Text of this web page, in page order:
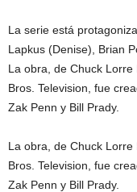
La serie está
Lapkus (Denise), Brian
La obra, de Chuck
Bros. Television, fue
Zak Penn y Bill Prady.
La obra, de Chuck
Bros. Television, fue
Zak Penn y Bill Prady.